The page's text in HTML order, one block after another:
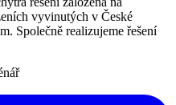
vyvinutých v České
Společně realizujeme řešení